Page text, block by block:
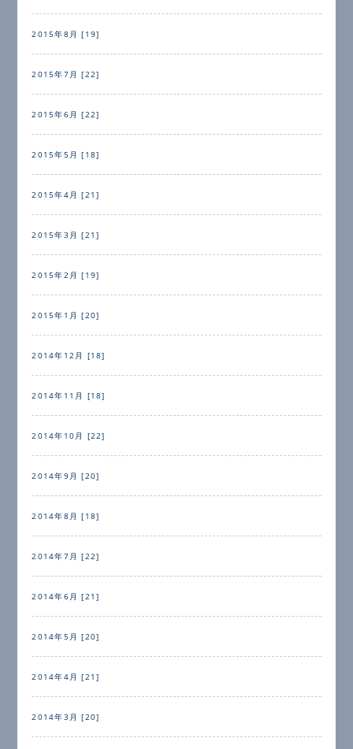
2015年8月 [19]
2015年7月 [22]
2015年6月 [22]
2015年5月 [18]
2015年4月 [21]
2015年3月 [21]
2015年2月 [19]
2015年1月 [20]
2014年12月 [18]
2014年11月 [18]
2014年10月 [22]
2014年9月 [20]
2014年8月 [18]
2014年7月 [22]
2014年6月 [21]
2014年5月 [20]
2014年4月 [21]
2014年3月 [20]